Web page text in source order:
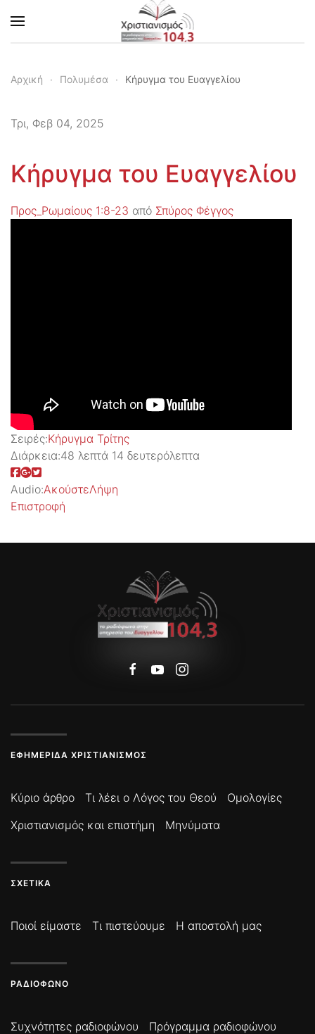
Skip to main content
Αρχική Πολυμέσα Κήρυγμα του Ευαγγελίου
Τρι, Φεβ 04, 2025
Κήρυγμα του Ευαγγελίου
Προς_Ρωμαίους 1:8-23 από Σπύρος Φέγγος
Σειρές:Kήρυγμα Τρίτης
Διάρκεια:48 λεπτά 14 δευτερόλεπτα
Audio:ΑκούστεΛήψη
Επιστροφή
ΕΦΗΜΕΡΊΔΑ ΧΡΙΣΤΙΑΝΙΣΜΌΣ
Κύριο άρθρο Τι λέει ο Λόγος του Θεού
Ομολογίες
Χριστιανισμός και επιστήμη
Μηνύματα
ΣΧΕΤΙΚΆ
Ποιοί είμαστε Τι πιστεύουμε Η αποστολή μας
ΡΑΔΙΌΦΩΝΟ
Συχνότητες ραδιοφώνου
Πρόγραμμα ραδιοφώνου